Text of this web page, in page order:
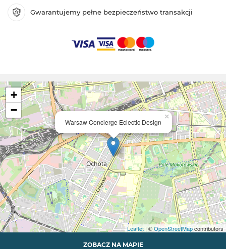
Gwarantujemy pełne bezpieczeństwo transakcji
Warsaw Concierge Eclectic Design
×
+
−
Leaflet | ©OpenStreetMapcontributors
ZOBACZ NA MAPIE